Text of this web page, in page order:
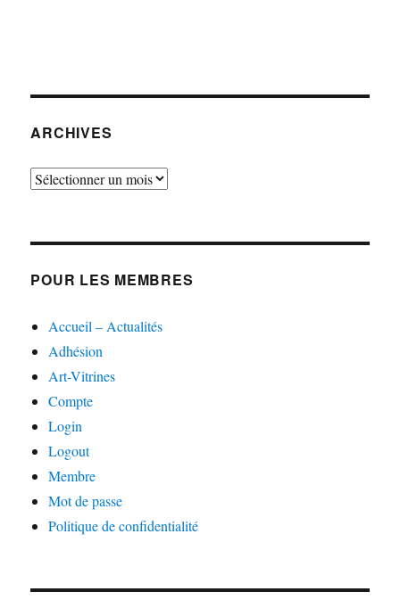
ARCHIVES
Archives
POUR LES MEMBRES
Accueil – Actualités
Adhésion
Art-Vitrines
Compte
Login
Logout
Membre
Mot de passe
Politique de confidentialité